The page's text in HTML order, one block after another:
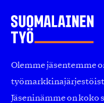
Olemme jäsentemme
Jäseninämme on